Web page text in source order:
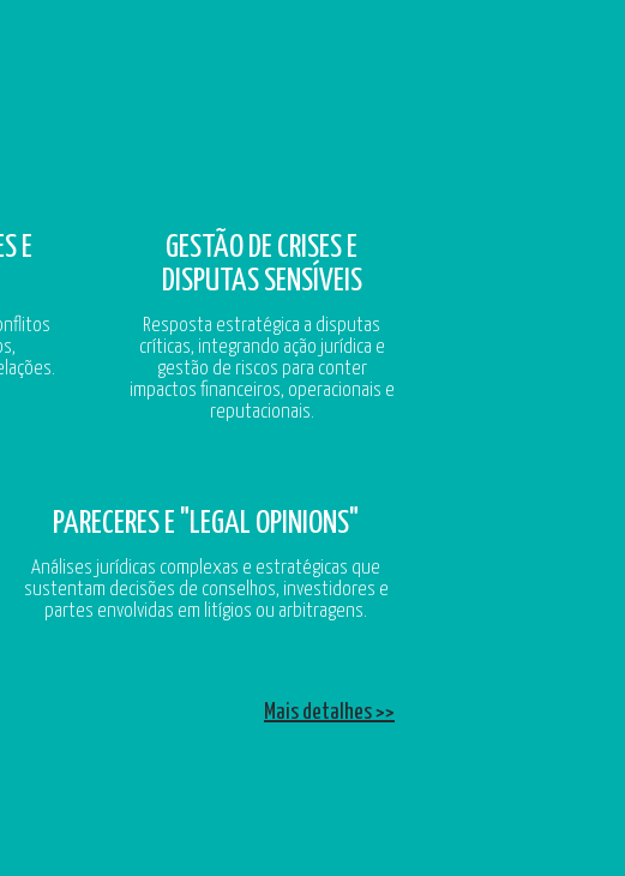
E
GESTÃO DE CRISES E
DISPUTAS SENSÍVEIS
Resposta estratégica a disputas
críticas, integrando ação jurídica e
gestão de riscos para conter
impactos financeiros, operacionais e
reputacionais.
PARECERES E "LEGAL OPINIONS"
Análises jurídicas complexas e estratégicas que
sustentam decisões de conselhos, investidores e
partes envolvidas em litígios ou arbitragens.
Mais detalhes >>